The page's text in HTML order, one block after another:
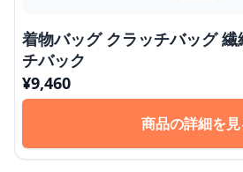
着物バッグ クラッチバッグ
チバック
¥9,460
商品の詳細を見